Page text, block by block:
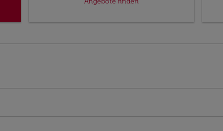
GIG–FRA: cmp-view-offers-
GIG–FRA: cmp-view-
GIG–FRA: cmp-view-
GIG–FRA: cmp-
GIG–FRA: